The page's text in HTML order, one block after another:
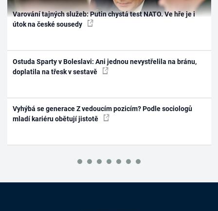
Varování tajných služeb: Putin chystá test NATO. Ve hře je i
útok na české sousedy
Ostuda Sparty v Boleslavi: Ani jednou nevystřelila na bránu,
doplatila na třesk v sestavě
Vyhýbá se generace Z vedoucím pozicím? Podle sociologů
mladí kariéru obětují jistotě